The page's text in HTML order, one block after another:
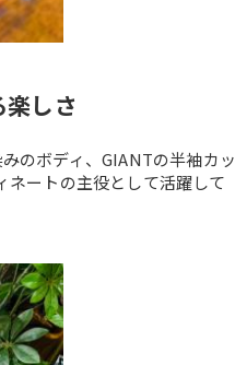
しさ
のボディ、GIANTの半袖カッ
ネートの主役として活躍して